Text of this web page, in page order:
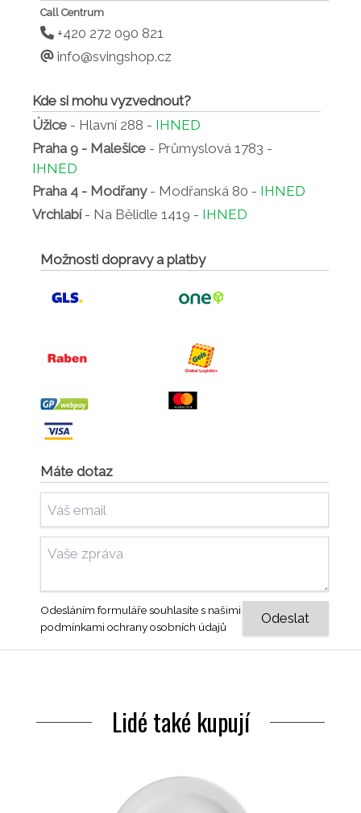
Call Centrum
+420 272 090 821
info@svingshop.cz
Kde si mohu vyzvednout?
Úžice - Hlavní 288 - IHNED
Praha 9 - Malešice - Průmyslová 1783 -
IHNED
Praha 4 - Modřany- Modřanská 80 - IHNED
Vrchlabí- Na Bělidle 1419 - IHNED
Možnosti dopravy a platby
Máte dotaz
Odesláním formuláře souhlasíte s našimi
podmínkami ochrany osobních údajů
Lidé také kupují